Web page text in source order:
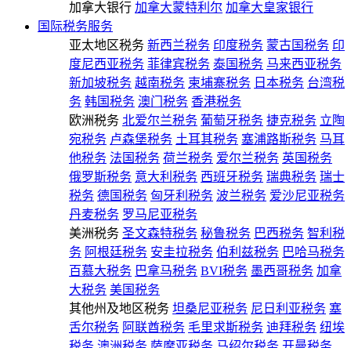
加拿大银行 加拿大蒙特利尔 加拿大皇家银行
国际税务服务
亚太地区税务 新西兰税务 印度税务 蒙古国税务 印
度尼西亚税务 菲律宾税务 泰国税务 马来西亚税务
新加坡税务 越南税务 柬埔寨税务 日本税务 台湾税
务 韩国税务 澳门税务 香港税务
欧洲税务 北爱尔兰税务 葡萄牙税务 捷克税务 立陶
宛税务 卢森堡税务 土耳其税务 塞浦路斯税务 马耳
他税务 法国税务 荷兰税务 爱尔兰税务 英国税务
俄罗斯税务 意大利税务 西班牙税务 瑞典税务 瑞士
税务 德国税务 匈牙利税务 波兰税务 爱沙尼亚税务
丹麦税务 罗马尼亚税务
美洲税务 圣文森特税务 秘鲁税务 巴西税务 智利税
务 阿根廷税务 安圭拉税务 伯利兹税务 巴哈马税务
百慕大税务 巴拿马税务 BVI税务 墨西哥税务 加拿
大税务 美国税务
其他州及地区税务 坦桑尼亚税务 尼日利亚税务 塞
舌尔税务 阿联酋税务 毛里求斯税务 迪拜税务 纽埃